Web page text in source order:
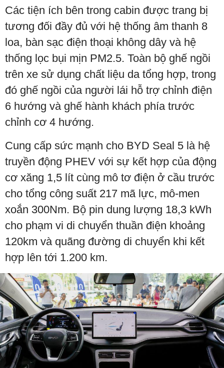
Các tiện ích bên trong cabin được trang bị
tương đối đầy đủ với hệ thống âm thanh 8
loa, bàn sạc điện thoại không dây và hệ
thống lọc bụi mịn PM2.5. Toàn bộ ghế ngồi
trên xe sử dụng chất liệu da tổng hợp, trong
đó ghế ngồi của người lái hỗ trợ chỉnh điện
6 hướng và ghế hành khách phía trước
chỉnh cơ 4 hướng.
Cung cấp sức mạnh cho BYD Seal 5 là hệ
truyền động PHEV với sự kết hợp của động
cơ xăng 1,5 lít cùng mô tơ điện ở cầu trước
cho tổng công suất 217 mã lực, mô-men
xoắn 300Nm. Bộ pin dung lượng 18,3 kWh
cho phạm vi di chuyển thuần điện khoảng
120km và quãng đường di chuyển khi kết
hợp lên tới 1.200 km.